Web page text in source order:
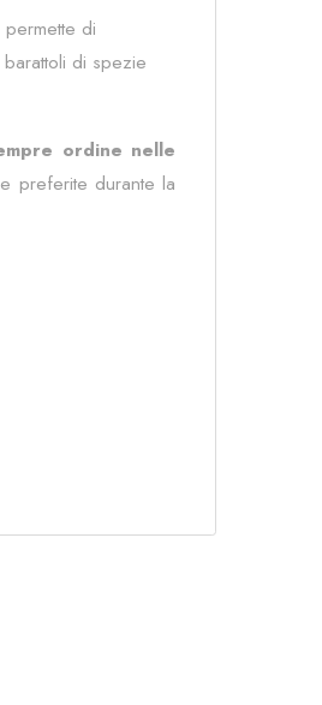
di
di spezie
ordine nelle
preferite durante la